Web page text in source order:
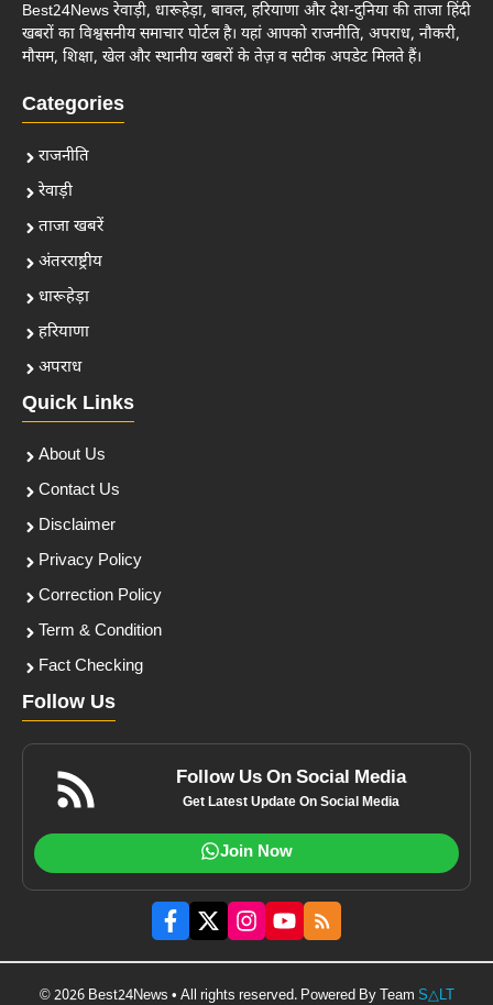
Best24News रेवाड़ी, धारूहेड़ा, बावल, हरियाणा और देश-दुनिया की ताजा हिंदी
खबरों का विश्वसनीय समाचार पोर्टल है। यहां आपको राजनीति, अपराध, नौकरी,
मौसम, शिक्षा, खेल और स्थानीय खबरों के तेज़ व सटीक अपडेट मिलते हैं।
Categories
राजनीति
रेवाड़ी
ताजा खबरें
अंतरराष्ट्रीय
धारूहेड़ा
हरियाणा
अपराध
Quick Links
About Us
Contact Us
Disclaimer
Privacy Policy
Correction Policy
Term & Condition
Fact Checking
Follow Us
Follow Us On Social Media
Get Latest Update On Social Media
Join Now
© 2026 Best24News • All rights reserved. Powered By Team S△LT